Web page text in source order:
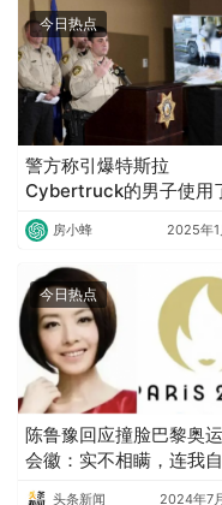
今日热点
警方称引爆特斯拉
Cybertruck的男子使用
成式AI来策划袭击
房小蜂 2025年1
今日热点
陈鲁豫回应撞脸巴黎奥
会徽：实不相瞒，连我
都被洗脑了
头条新闻 2024年7